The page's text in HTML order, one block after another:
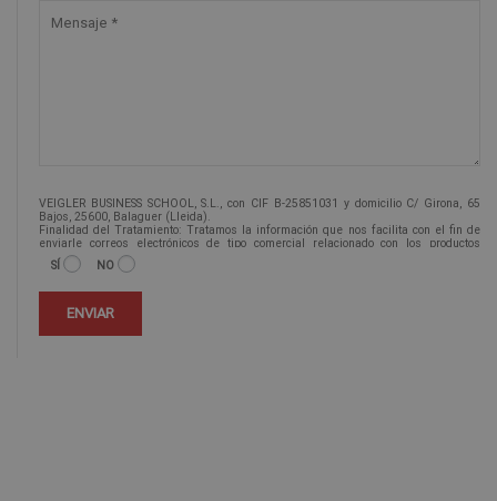
VEIGLER BUSINESS SCHOOL, S.L., con CIF B-25851031 y domicilio C/ Girona, 65
Bajos, 25600, Balaguer (Lleida).
Finalidad del Tratamiento: Tratamos la información que nos facilita con el fin de
enviarle correos electrónicos de tipo comercial relacionado con los productos
ofrecidos y otros tipo de productos que fueran de su interés.
Legitimación del tratamiento: Consentimiento del interesado.
dirigiéndose a la dirección info@veiglerformacion.com.
Para más información consulte nuestra Política de Privacidad.
Desea recibir información comercial (vía telefónica y/o email):
SÍ NO